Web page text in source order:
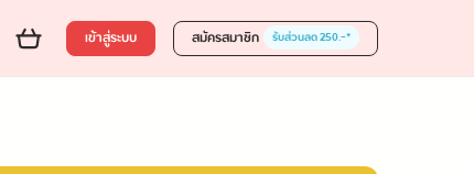
เข้าสู่ระบบ สมัครสมาชิก รับส่วนลด 250.-*